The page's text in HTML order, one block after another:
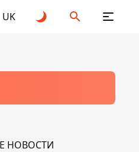
UK
НОВОСТИ